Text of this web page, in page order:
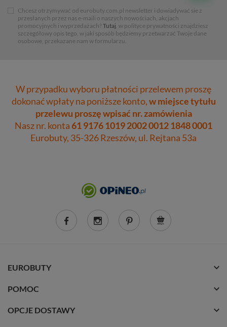
Chcesz otrzymywać od eurobuty.com.pl newsletter i dowiadywać sie z
przesłanych przez nas e-maili o naszych nowościach, akcjach
promocyjnych i wyprzedażach? Tutaj, w polityce prywatności znajdziesz
szczegółowy opis tego, w jaki sposób będziemy przetwarzać Twoje dane
osobowe, przekazane nam w formularzu.
W przypadku wyboru płatności przelewem proszę
dokonać wpłaty na poniższe konto,w miejsce tytułu
przelewu proszę wpisać nr. zamówienia
Nasz nr. konta61 9176 1019 2002 0012 1848 0001
Eurobuty, 35-326 Rzeszów, ul. Rejtana 53a
EUROBUTY
POMOC
OPCJE DOSTAWY